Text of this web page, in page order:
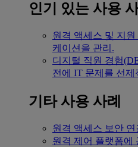
인기 있는 사용 사
원격 액세스 및 지원
케이션을 관리.
디지털 직원 경험
전에 IT 문제를 선
기타 사용 사례
원격 액세스 보안
원격 제어 플랫폼에